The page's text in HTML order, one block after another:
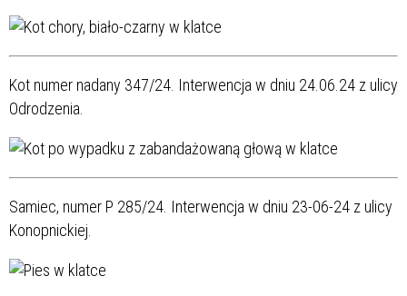
Kot numer nadany 347/24. Interwencja w dniu 24.06.24 z ulicy
Odrodzenia.
Samiec, numer P 285/24. Interwencja w dniu 23-06-24 z ulicy
Konopnickiej.